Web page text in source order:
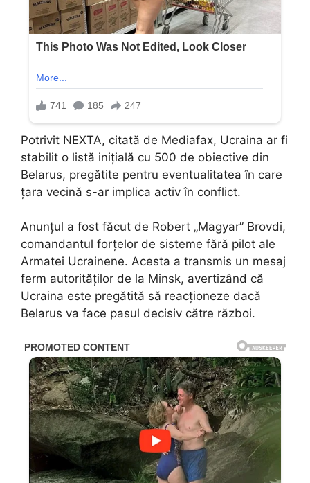
Potrivit NEXTA, citată de Mediafax, Ucraina ar fi
stabilit o listă inițială cu 500 de obiective din
Belarus, pregătite pentru eventualitatea în care
țara vecină s-ar implica activ în conflict.
Anunțul a fost făcut de Robert „Magyar” Brovdi,
comandantul forțelor de sisteme fără pilot ale
Armatei Ucrainene. Acesta a transmis un mesaj
ferm autorităților de la Minsk, avertizând că
Ucraina este pregătită să reacționeze dacă
Belarus va face pasul decisiv către război.